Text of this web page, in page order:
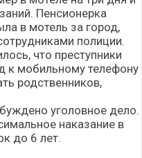
Пенсионерка
в мотель за город,
полиции.
что преступники
к мобильному телефону
родственников,
уголовное дело.
наказание в
до 6 лет.